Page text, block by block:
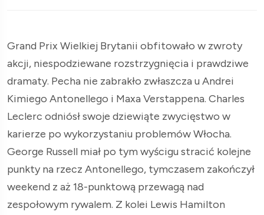
Grand Prix Wielkiej Brytanii obfitowało w zwroty
akcji, niespodziewane rozstrzygnięcia i prawdziwe
dramaty. Pecha nie zabrakło zwłaszcza u Andrei
Kimiego Antonellego i Maxa Verstappena. Charles
Leclerc odniósł swoje dziewiąte zwycięstwo w
karierze po wykorzystaniu problemów Włocha.
George Russell miał po tym wyścigu stracić kolejne
punkty na rzecz Antonellego, tymczasem zakończył
weekend z aż 18-punktową przewagą nad
zespołowym rywalem. Z kolei Lewis Hamilton